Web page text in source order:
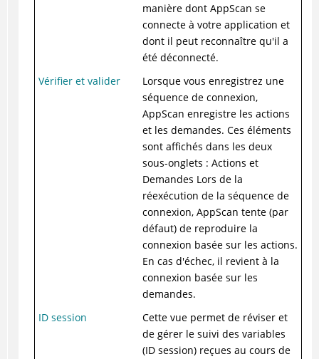
manière dont AppScan se
connecte à votre application et
dont il peut reconnaître qu'il a
été déconnecté.
Vérifier et valider
Lorsque vous enregistrez une
séquence de connexion,
AppScan enregistre les actions
et les demandes. Ces éléments
sont affichés dans les deux
sous-onglets : Actions et
Demandes Lors de la
réexécution de la séquence de
connexion, AppScan tente (par
défaut) de reproduire la
connexion basée sur les actions.
En cas d'échec, il revient à la
connexion basée sur les
demandes.
ID session
Cette vue permet de réviser et
de gérer le suivi des variables
(ID session) reçues au cours de